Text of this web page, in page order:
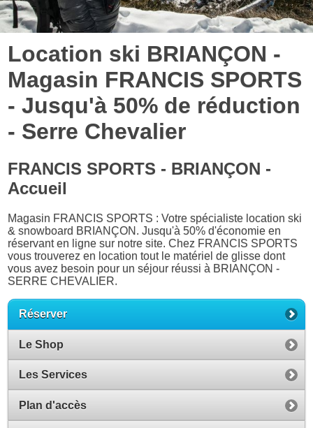
Location ski BRIANÇON -
Magasin FRANCIS SPORTS
- Jusqu'à 50% de réduction
- Serre Chevalier
FRANCIS SPORTS - BRIANÇON -
Accueil
Magasin FRANCIS SPORTS : Votre spécialiste location ski
& snowboard BRIANÇON. Jusqu'à 50% d'économie en
réservant en ligne sur notre site. Chez FRANCIS SPORTS
vous trouverez en location tout le matériel de glisse dont
vous avez besoin pour un séjour réussi à BRIANÇON -
SERRE CHEVALIER.
Réserver
Le Shop
Les Services
Plan d'accès